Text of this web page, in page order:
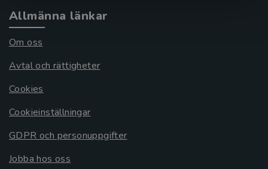
Allmänna länkar
Om oss
Avtal och rättigheter
Cookies
Cookieinställningar
GDPR och personuppgifter
Jobba hos oss